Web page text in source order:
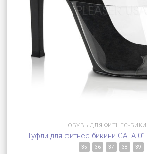
ОБУВЬ ДЛЯ ФИТНЕС-
Туфли для фитнес бикини GALA-
35 36 37 38 39